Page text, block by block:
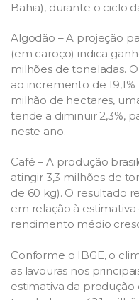
Bahia), durante o ciclo
Algodão – A projeção
(em caroço) indica
milhões de toneladas.
ao incremento de 19,1%
milhão de hectares,
tende a diminuir 2,3%,
neste ano.
Café – A produção
atingir 3,3 milhões de
de 60 kg). O resultado
em relação à
rendimento médio
Conforme o IBGE, o
as lavouras nos
estimativa da produção